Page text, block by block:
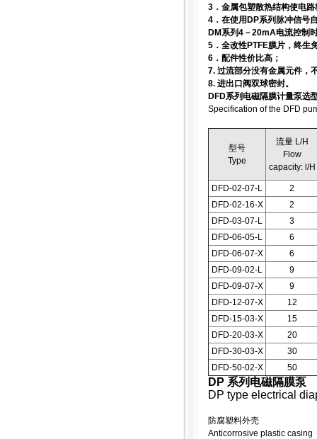
3．金属包塑散热结构使电
4．在使用DP系列脉冲信号
DM系列4－20mA电流控制
5．全改性PTFE膜片，终生
6．配件性价比高；
7. 过流部分没有金属元件，
8. 进出口阀双球密封。
DFD系列电磁隔膜计量泵选
Specification of the DFD
型号
Type
流量 L/H
Flow
capacity: l/H
DFD-02-07-L
2
DFD-02-16-X
2
DFD-03-07-L
3
DFD-06-05-L
6
DFD-06-07-X
6
DFD-09-02-L
9
DFD-09-07-X
9
DFD-12-07-X
12
DFD-15-03-X
15
DFD-20-03-X
20
DFD-30-03-X
30
DFD-50-02-X
50
DP 系列电磁隔膜泵
DP type electrical
防腐塑料外壳
Anticorrosive plastic casing